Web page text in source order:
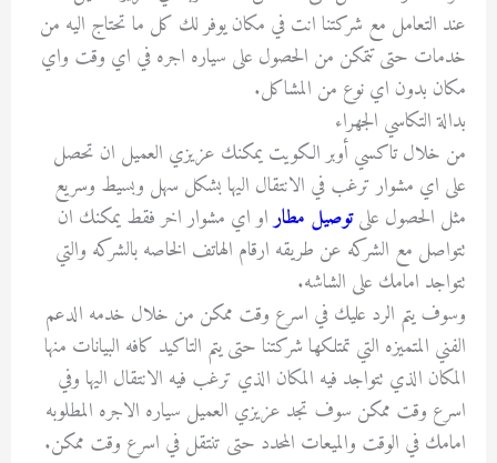
عند التعامل مع شركتنا انت في مكان يوفر لك كل ما تحتاج اليه من
خدمات حتى تتمكن من الحصول على سياره اجره في اي وقت واي
مكان بدون اي نوع من المشاكل.
بدالة التكاسي الجهراء
من خلال تاكسي أوبر الكويت يمكنك عزيزي العميل ان تحصل
على اي مشوار ترغب في الانتقال اليها بشكل سهل وبسيط وسريع
مثل الحصول علىتوصيل مطاراو اي مشوار اخر فقط يمكنك ان
تتواصل مع الشركه عن طريقه ارقام الهاتف الخاصه بالشركه والتي
تتواجد امامك على الشاشه.
وسوف يتم الرد عليك في اسرع وقت ممكن من خلال خدمه الدعم
الفني المتميزه التي تمتلكها شركتنا حتى يتم التاكيد كافه البيانات منها
المكان الذي تتواجد فيه المكان الذي ترغب فيه الانتقال اليها وفي
اسرع وقت ممكن سوف تجد عزيزي العميل سياره الاجره المطلوبه
امامك في الوقت والميعات المحدد حتى تنتقل في اسرع وقت ممكن.